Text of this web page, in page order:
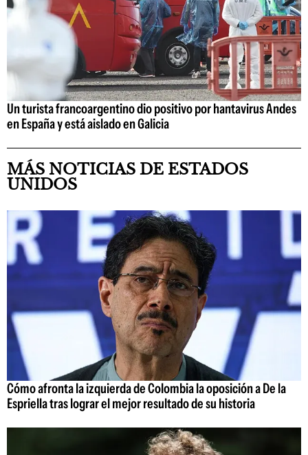
Un turista francoargentino dio positivo por hantavirus Andes
en España y está aislado en Galicia
MÁS NOTICIAS DE ESTADOS
UNIDOS
Cómo afronta la izquierda de Colombia la oposición a De la
Espriella tras lograr el mejor resultado de su historia